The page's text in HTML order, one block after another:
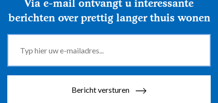
Via e-mail ontvangt u interessante
berichten over prettig langer thuis wonen
Bericht versturen